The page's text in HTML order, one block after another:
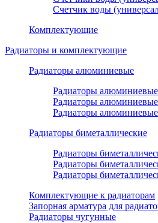
Счетчик воды
Комплектующие
Радиаторы и комплектующие
Радиаторы алюминиевые
Радиаторы
Радиаторы
Радиаторы
Радиаторы биметаллические
Радиаторы
Радиаторы
Радиаторы
Комплектующие к радиаторам
Запорная арматура для
Радиаторы чугунные